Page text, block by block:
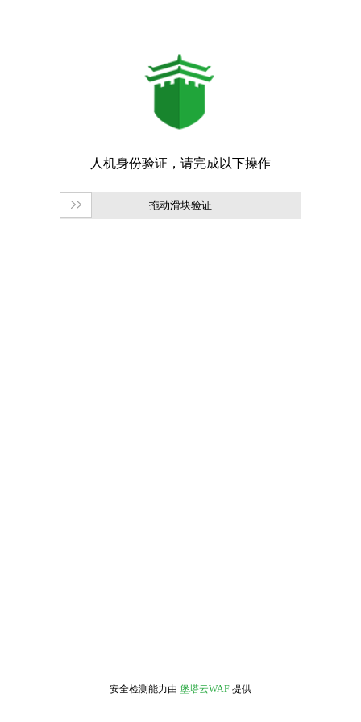
拖动滑块验证
安全检测能力由 堡塔云WAF 提供